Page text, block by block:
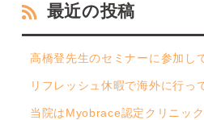
最近の投稿
高橋登先生のセミナーに参加し
リフレッシュ休暇で海外に行っ
当院はMyobrace認定クリニック